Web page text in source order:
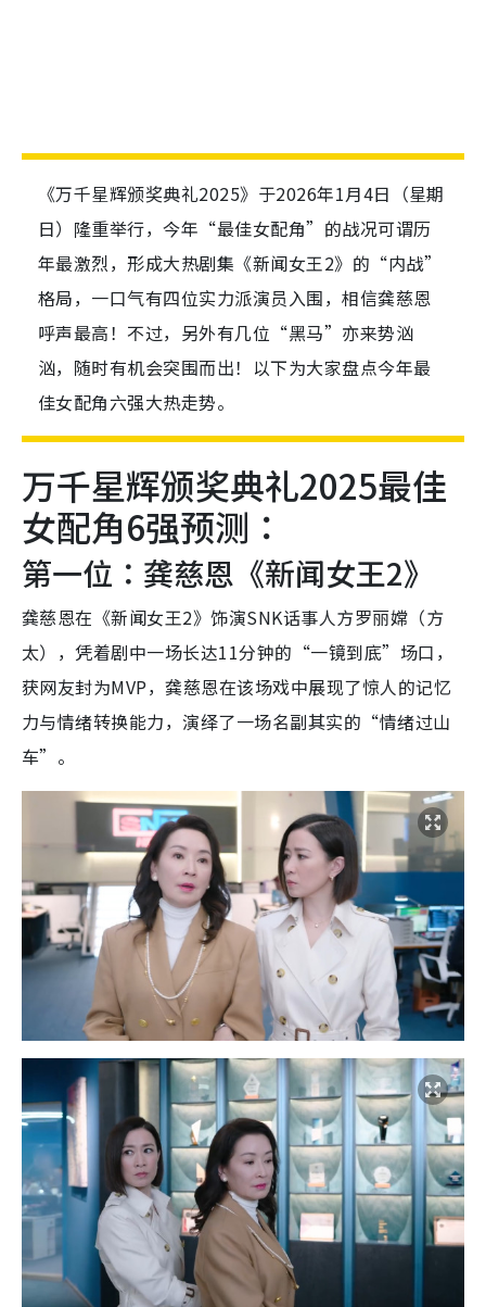
《万千星辉颁奖典礼2025》于2026年1月4日（星期
日）隆重举行，今年“最佳女配角”的战况可谓历
年最激烈，形成大热剧集《新闻女王2》的“内战”
格局，一口气有四位实力派演员入围，相信龚慈恩
呼声最高！不过，另外有几位“黑马”亦来势汹
汹，随时有机会突围而出！以下为大家盘点今年最
佳女配角六强大热走势。
万千星辉颁奖典礼2025最佳
女配角6强预测：
第一位：龚慈恩《新闻女王2》
龚慈恩在《新闻女王2》饰演SNK话事人方罗丽嫦（方
太），凭着剧中一场长达11分钟的“一镜到底”场口，
获网友封为MVP，龚慈恩在该场戏中展现了惊人的记忆
力与情绪转换能力，演绎了一场名副其实的“情绪过山
车”。